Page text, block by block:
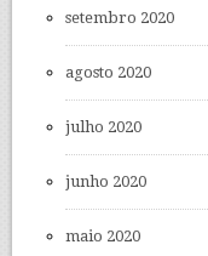
setembro 2020
agosto 2020
julho 2020
junho 2020
maio 2020